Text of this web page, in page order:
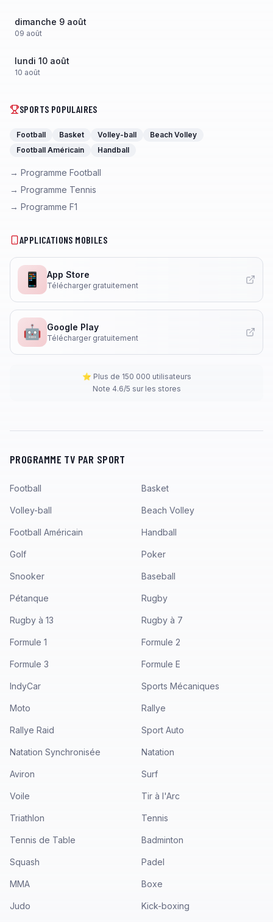
dimanche 9 août
09 août
lundi 10 août
10 août
SPORTS POPULAIRES
Football Basket Volley-ball
Beach Volley
Football Américain
Handball
→ Programme Football
→ Programme Tennis
→ Programme F1
APPLICATIONS MOBILES
📱 App Store
Télécharger gratuitement
🤖 Google Play
Télécharger gratuitement
⭐ Plus de 150 000 utilisateurs
Note 4.6/5 sur les stores
PROGRAMME TV PAR SPORT
Football Basket
Volley-ball Beach Volley
Football Américain Handball
Golf Poker
Snooker Baseball
Pétanque Rugby
Rugby à 13 Rugby à 7
Formule 1 Formule 2
Formule 3 Formule E
IndyCar Sports Mécaniques
Moto Rallye
Rallye Raid Sport Auto
Natation Synchronisée Natation
Aviron Surf
Voile Tir à l'Arc
Triathlon Tennis
Tennis de Table Badminton
Squash Padel
MMA Boxe
Judo Kick-boxing